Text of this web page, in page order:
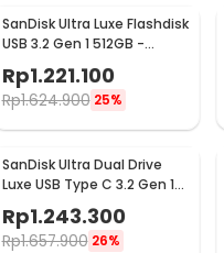
SanDisk Ultra Luxe Flashdisk
USB 3.2 Gen 1 512GB -
Rp1.221.100
Rp1.624.900 25%
SanDisk Ultra Dual Drive
Luxe USB Type C 3.2 Gen 1
512GB - SDDDC4
Rp1.243.300
Rp1.657.900 26%